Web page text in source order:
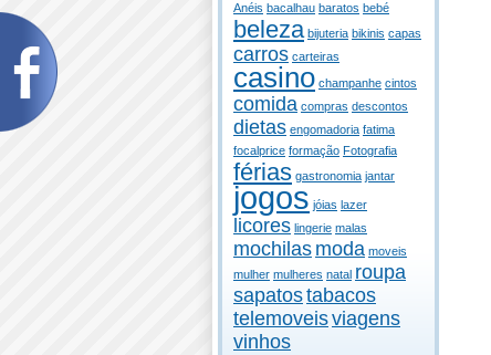
Anéis bacalhau baratos bebé
beleza bijuteria bikinis capas
carros carteiras
casino champanhe cintos
comida compras descontos
dietas engomadoria fatima
focalprice formação Fotografia
férias gastronomia jantar
jogos jóias lazer
licores lingerie malas
mochilas moda moveis
mulher mulheres natal roupa
sapatostabacos
telemoveisviagens
vinhos